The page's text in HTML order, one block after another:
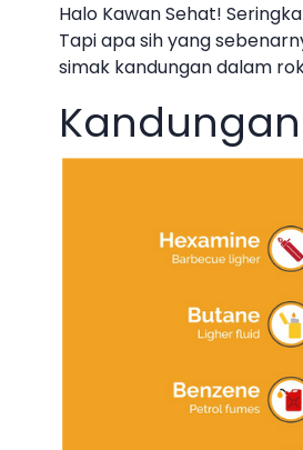
Halo Kawan Sehat!
Tapi apa sih yang
simak kandungan dalam